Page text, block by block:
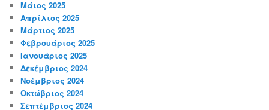
Μάιος 2025
Απρίλιος 2025
Μάρτιος 2025
Φεβρουάριος 2025
Ιανουάριος 2025
Δεκέμβριος 2024
Νοέμβριος 2024
Οκτώβριος 2024
Σεπτέμβριος 2024